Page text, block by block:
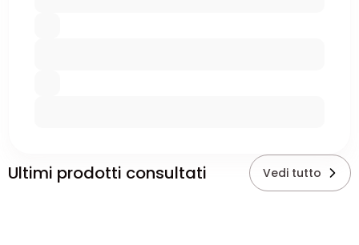
Ultimi prodotti consultati Vedi tutto